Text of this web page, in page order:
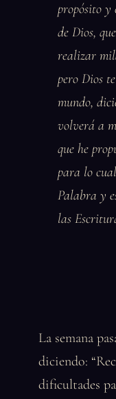
propósito y
de Dios,
realizar
pero Dios
mundo,
volverá a
que he
para lo
Palabra y
las
La semana
diciendo:
dificultades